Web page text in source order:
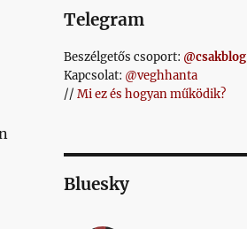
Telegram
Beszélgetős csoport: @csakblog
Kapcsolat: @veghhanta
// Mi ez és hogyan működik?
Bluesky